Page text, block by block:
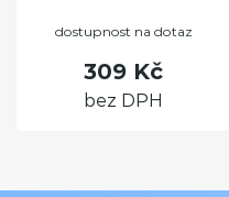
dostupnost na dotaz
309 Kč
bez DPH